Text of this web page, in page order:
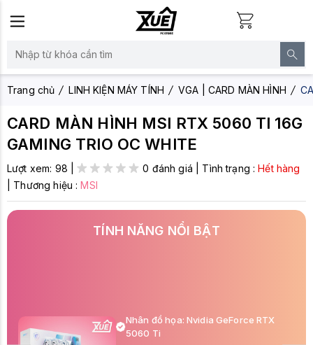
Trang chủ LINH KIỆN MÁY TÍNH VGA | CARD MÀN HÌNH
CARD MÀN HÌNH MSI RTX 5060 TI 16G
GAMING TRIO OC WHITE
Lượt xem: 98 | 0 đánh giá Tình trạng :Hết hàng
Thương hiệu :MSI
TÍNH NĂNG NỔI BẬT
Nhân đồ họa: Nvidia GeForce RTX
5060 Ti